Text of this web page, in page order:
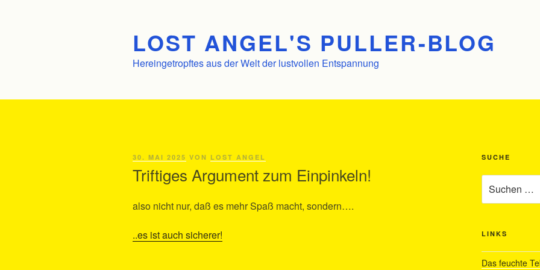
LOST ANGEL'S PULLER-BLOG
Hereingetropftes aus der Welt der lustvollen Entspannung
VERÖFFENTLICHT
30. MAI 2025 VON LOST ANGEL
Triftiges Argument zum Einpinkeln!
also nicht nur, daß es mehr Spaß macht, sondern….
..es ist auch sicherer!
SUCHE
nach:
LINKS
Das feuchte